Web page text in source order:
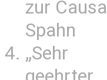
zur Causa
Spahn
„Sehr